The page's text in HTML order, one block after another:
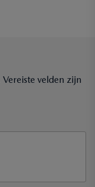
Vereiste velden zijn